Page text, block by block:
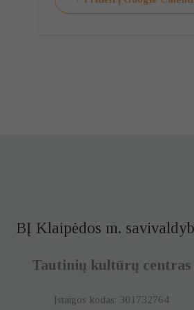
BĮ Klaipėdos m.
Tautinių kultūrų centras
Įstaigos kodas: 301732764